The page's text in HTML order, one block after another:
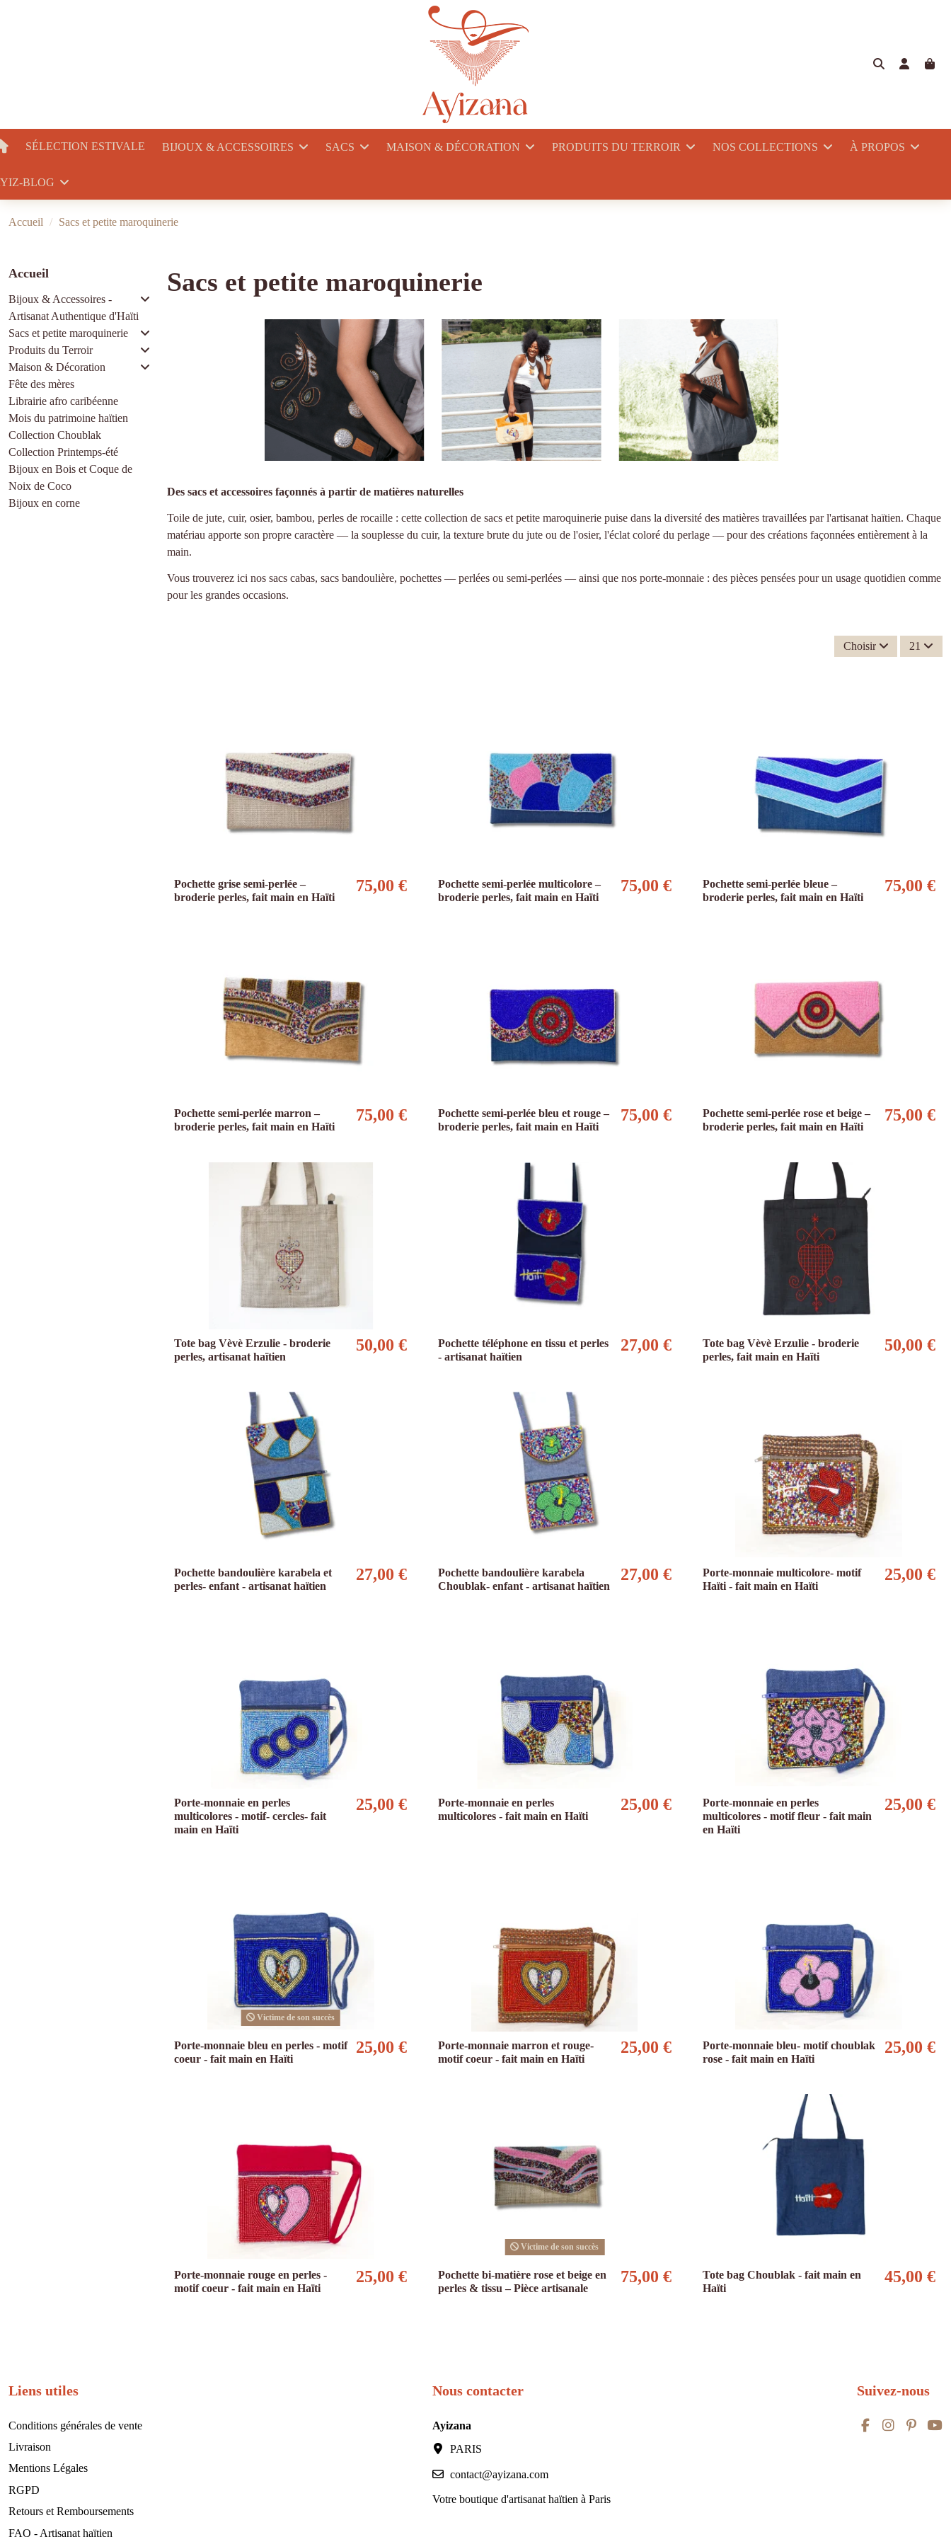
SÉLECTION ESTIVALE BIJOUX & ACCESSOIRES SACS MAISON & DÉCORATION PRODUITS DU TERROIR NOS COLLECTIONS À PROPOS
BLOG
Accueil Sacs et petite maroquinerie
Sacs et petite maroquinerie
Des sacs et accessoires façonnés à partir de matières naturelles
Toile de jute, cuir, osier, bambou, perles de rocaille : cette collection de sacs et petite maroquinerie puise dans la diversité des matières travaillées par l'artisanat haïtien. Chaque
matériau apporte son propre caractère — la souplesse du cuir, la texture brute du jute ou de l'osier, l'éclat coloré du perlage — pour des créations façonnées entièrement à la
main.
Vous trouverez ici nos sacs cabas, sacs bandoulière, pochettes — perlées ou semi-perlées — ainsi que nos porte-monnaie : des pièces pensées pour un usage quotidien comme
pour les grandes occasions.
Choisir 21
Pochette grise semi-perlée –
broderie perles, fait main en Haïti
75,00 €
Pochette semi-perlée multicolore –
broderie perles, fait main en Haïti
75,00 €
Pochette semi-perlée bleue –
broderie perles, fait main en Haïti
75,00 €
Pochette semi-perlée marron –
broderie perles, fait main en Haïti
75,00 €
Pochette semi-perlée bleu et rouge –
broderie perles, fait main en Haïti
75,00 €
Pochette semi-perlée rose et beige –
broderie perles, fait main en Haïti
75,00 €
Tote bag Vèvè Erzulie - broderie
perles, artisanat haïtien
50,00 €
Pochette téléphone en tissu et perles
- artisanat haïtien
27,00 €
Tote bag Vèvè Erzulie - broderie
perles, fait main en Haïti
50,00 €
Pochette bandoulière karabela et
perles- enfant - artisanat haïtien
27,00 €
Pochette bandoulière karabela
Choublak- enfant - artisanat haïtien
27,00 €
Porte-monnaie multicolore- motif
Haïti - fait main en Haïti
25,00 €
Porte-monnaie en perles
multicolores - motif- cercles- fait
main en Haïti
25,00 €
Porte-monnaie en perles
multicolores - fait main en Haïti
25,00 €
Porte-monnaie en perles
multicolores - motif fleur - fait main
en Haïti
25,00 €
Victime de son succès
Porte-monnaie bleu en perles - motif
coeur - fait main en Haïti
25,00 €
Porte-monnaie marron et rouge-
motif coeur - fait main en Haïti
25,00 €
Porte-monnaie bleu- motif choublak
rose - fait main en Haïti
25,00 €
Porte-monnaie rouge en perles -
motif coeur - fait main en Haïti
25,00 €
Victime de son succès
Pochette bi-matière rose et beige en
perles & tissu – Pièce artisanale
75,00 €
Tote bag Choublak - fait main en
Haïti
45,00 €
Accueil
Bijoux & Accessoires -
Artisanat Authentique d'Haïti
Sacs et petite maroquinerie
Produits du Terroir
Maison & Décoration
Fête des mères
Librairie afro caribéenne
Mois du patrimoine haïtien
Collection Choublak
Collection Printemps-été
Bijoux en Bois et Coque de
Noix de Coco
Bijoux en corne
Liens utiles
Conditions générales de vente
Livraison
Mentions Légales
RGPD
Retours et Remboursements
FAQ - Artisanat haïtien
Nous contacter
Ayizana
PARIS
contact@ayizana.com
Votre boutique d'artisanat haïtien à Paris
Suivez-nous